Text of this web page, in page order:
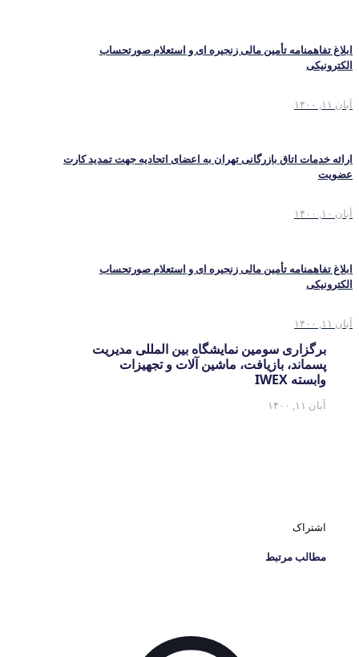
ابلاغ تفاهمنامه تأمین مالی زنجیره ای و استعلام صورتحساب
الکترونیکی
آبان ۱۱, ۱۴۰۰
ارائه خدمات اتاق بازرگانی تهران به اعضای اتحادیه جهت تمدید کارت
عضویت
آبان ۱۰, ۱۴۰۰
ابلاغ تفاهمنامه تأمین مالی زنجیره ای و استعلام صورتحساب
الکترونیکی
آبان ۱۱, ۱۴۰۰
برگزاری سومین نمایشگاه بین المللی مدیریت
پسماند، بازیافت، ماشین آلات و تجهیزات
وابسته IWEX
آبان ۱۱, ۱۴۰۰
اشتراک
مطالب مرتبط